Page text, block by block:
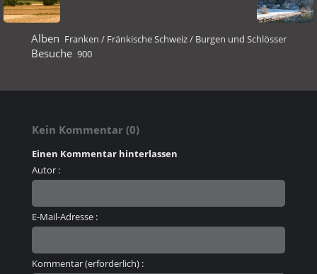
Alben Franken / Fränkische Schweiz/ Burgen und Schlösser
Besuche 900
Kein Kommentar (0)
Einen Kommentar hinterlassen
Autor :
E-Mail-Adresse :
Kommentar (erforderlich) :